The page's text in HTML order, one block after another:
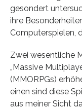
gesondert
ihre
Computerspielen,
Zwei wesentliche
„Massive
(MMORPGs)
einen sind diese
aus meiner Sicht